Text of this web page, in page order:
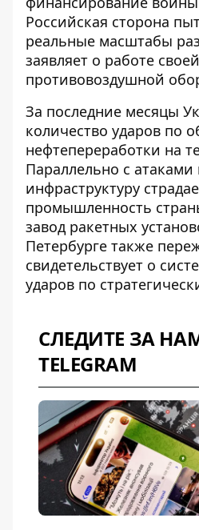
Российская сторона
реальные масштабы
заявляет о работе своей
противовоздушной
За последние месяцы
количество ударов по
нефтепереработки на
Параллельно с
инфраструктуру
промышленность
завод ракетных
Петербурге также
свидетельствует о
ударов по
СЛЕДИТЕ ЗА
TELEGRAM